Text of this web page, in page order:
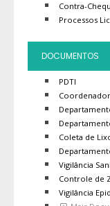
Contra-
Processos
DOCUMENTOS
PDTI
Coleta de
Vigilância
Controle de
Vigilância